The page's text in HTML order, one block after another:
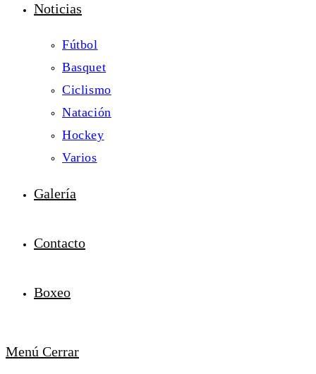
Noticias
Fútbol
Basquet
Ciclismo
Natación
Hockey
Varios
Galería
Contacto
Boxeo
Menú Cerrar